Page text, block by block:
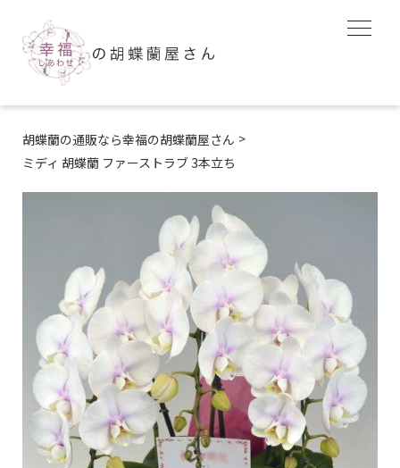
胡蝶蘭の通販なら幸福の胡蝶蘭屋さん >
ミディ 胡蝶蘭 ファーストラブ 3本立ち